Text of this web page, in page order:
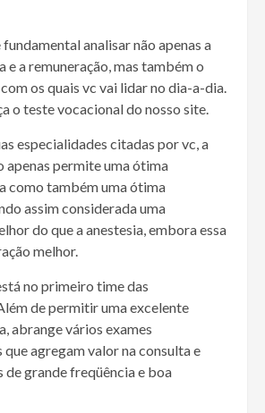
analisar não apenas a
e a remuneração, mas também o
os quais vc vai lidar no dia-a-dia.
o teste vocacional do nosso site.
especialidades citadas por vc, a
permite uma ótima
como também uma ótima
assim considerada uma
do que a anestesia, embora essa
melhor.
no primeiro time das
de permitir uma excelente
abrange vários exames
agregam valor na consulta e
grande freqüência e boa